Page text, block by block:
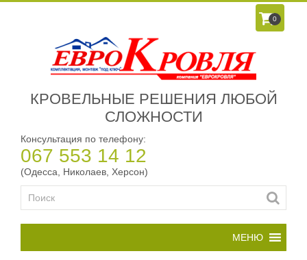
0
КРОВЕЛЬНЫЕ РЕШЕНИЯ ЛЮБОЙ
СЛОЖНОСТИ
Консультация по телефону:
067 553 14 12
(Одесса, Николаев, Херсон)